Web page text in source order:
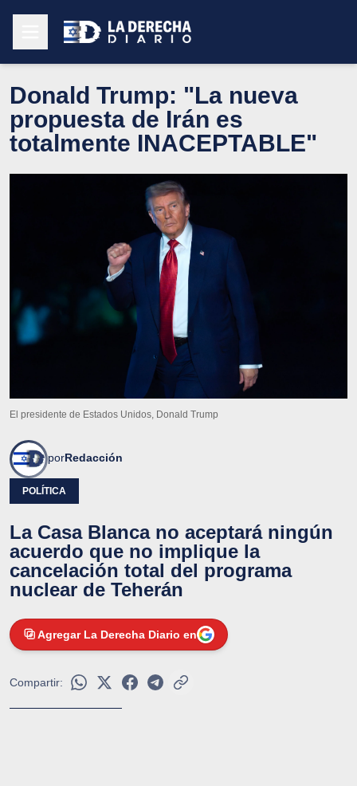
Donald Trump: "La nueva
propuesta de Irán es
totalmente INACEPTABLE"
El presidente de Estados Unidos, Donald Trump
porRedacción
POLÍTICA
La Casa Blanca no aceptará ningún
acuerdo que no implique la
cancelación total del programa
nuclear de Teherán
Agregar La Derecha Diario en
Compartir: